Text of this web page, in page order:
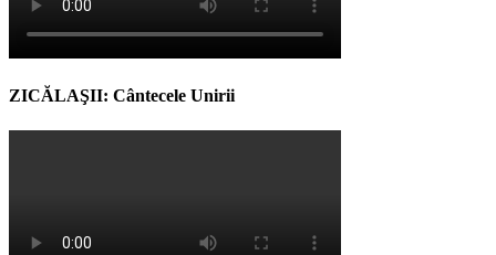
ZICĂLAŞII: Cântecele Unirii